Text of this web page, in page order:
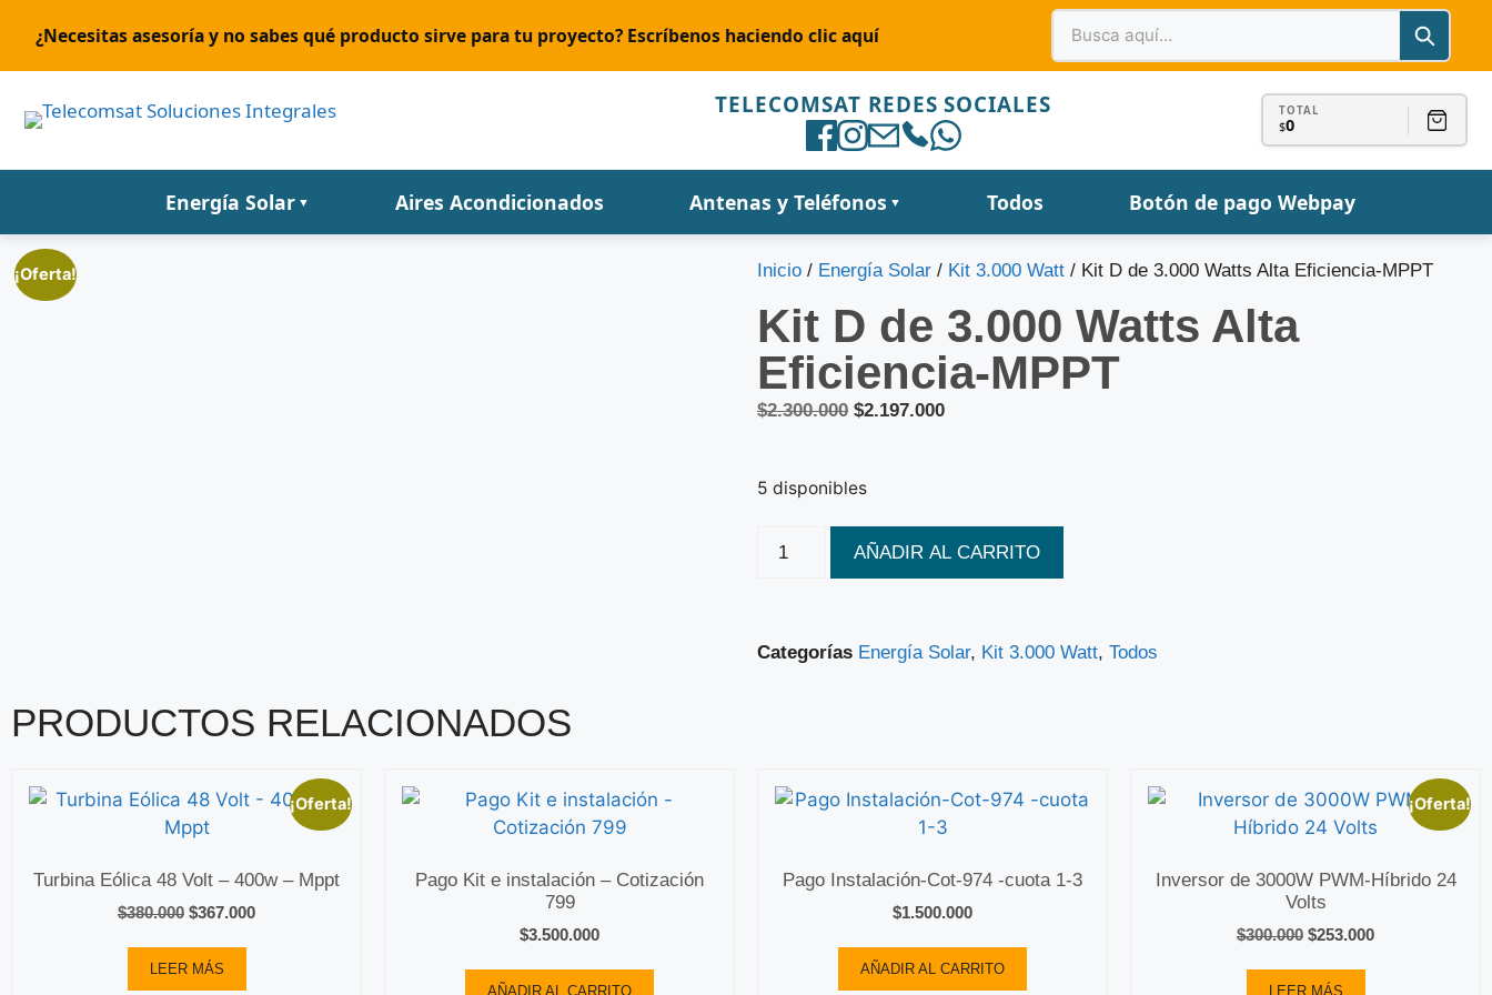
¿Necesitas asesoría y no sabes qué producto sirve para tu proyecto? Escríbenos haciendo clic aquí
TELECOMSAT REDES SOCIALES TOTAL
$0
Energía Solar ▼ Aires Acondicionados Antenas y Teléfonos ▼ Todos Botón de pago Webpay
¡Oferta! Inicio / Energía Solar / Kit 3.000 Watt / Kit D de 3.000 Watts Alta Eficiencia-MPPT
Kit D de 3.000 Watts Alta
Eficiencia-MPPT
$2.300.000 $2.197.000
5 disponibles
AÑADIR AL CARRITO
Categorías Energía Solar, Kit 3.000 Watt, Todos
PRODUCTOS RELACIONADOS
¡Oferta!
Turbina Eólica 48 Volt – 400w – Mppt
$380.000 $367.000
LEER MÁS
Pago Kit e instalación – Cotización
799
$3.500.000
AÑADIR AL CARRITO
Pago Instalación-Cot-974 -cuota 1-3
$1.500.000
AÑADIR AL CARRITO
¡Oferta!
Inversor de 3000W PWM-Híbrido 24
Volts
$300.000 $253.000
LEER MÁS